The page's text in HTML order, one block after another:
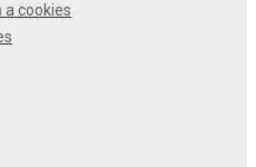
a cookies